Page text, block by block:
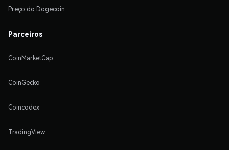
Preço do Dogecoin
Parceiros
CoinMarketCap
CoinGecko
Coincodex
TradingView